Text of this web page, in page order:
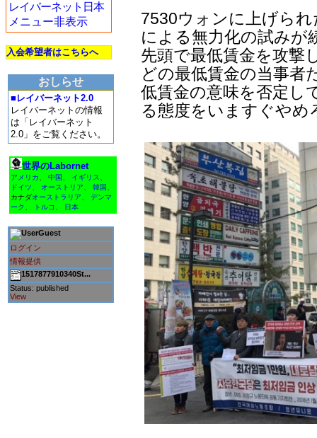
レイバーネット日本
メニュー非表示
入会希望者はこちらへ
おしらせ
■レイバーネット2.0
レイバーネットの情報
は「レイバーネット
2.0」をご覧ください。
世界のLabornet
アメリカ 中国 イギリス
ドイツ
オーストリア 韓国
カナダオーストラリア
デンマ
ーク
トルコ 日本
Guest
ログイン
情報提供
1517877910340St...
Status: published
View
7530ウォンに上げら
による無力化の試みが
先頭で最低賃金を攻撃
どの最低賃金の当事者
低賃金の意味を否定し
る態度をいますぐやめ